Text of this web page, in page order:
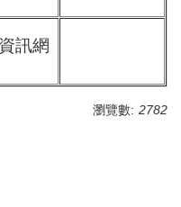
訊網
瀏覽數: 2782